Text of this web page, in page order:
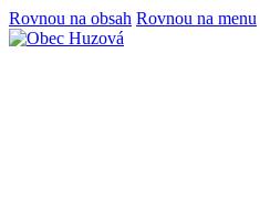
Rovnou na obsah Rovnou na menu